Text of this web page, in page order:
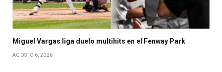
Miguel Vargas liga duelo multihits en el Fenway Park
AGOSTO 6, 2026